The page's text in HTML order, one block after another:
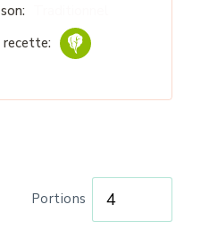
recette:
Portions